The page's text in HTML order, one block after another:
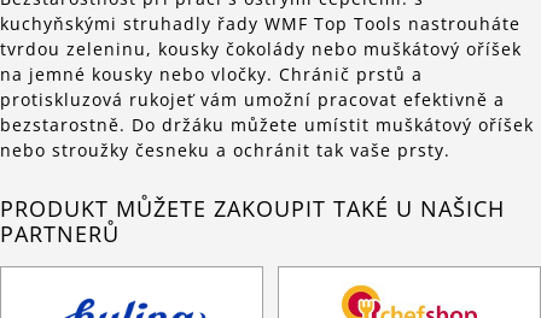
kuchyňskými struhadly řady WMF Top Tools nastrouháte
tvrdou zeleninu, kousky čokolády nebo muškátový oříšek
na jemné kousky nebo vločky. Chránič prstů a
protiskluzová rukojeť vám umožní pracovat efektivně a
bezstarostně. Do držáku můžete umístit muškátový oříšek
nebo stroužky česneku a ochránit tak vaše prsty.
PRODUKT MŮŽETE ZAKOUPIT TAKÉ U NAŠICH
PARTNERŮ